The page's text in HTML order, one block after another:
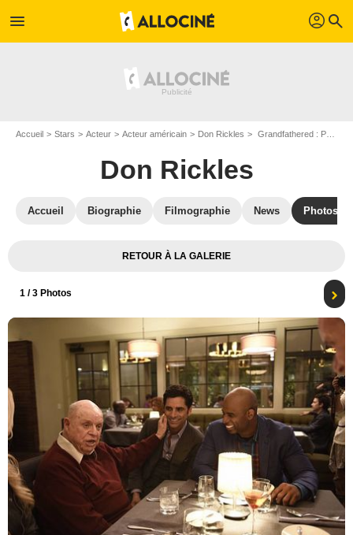
menu profil search
Accueil Stars Acteur Acteur américain Don Rickles Grandfathered : Photo John Stamos, Deion Sanders, Don Rickles
Don Rickles
Accueil Biographie Filmographie News Photos
RETOUR À LA GALERIE
1 / 3 Photos